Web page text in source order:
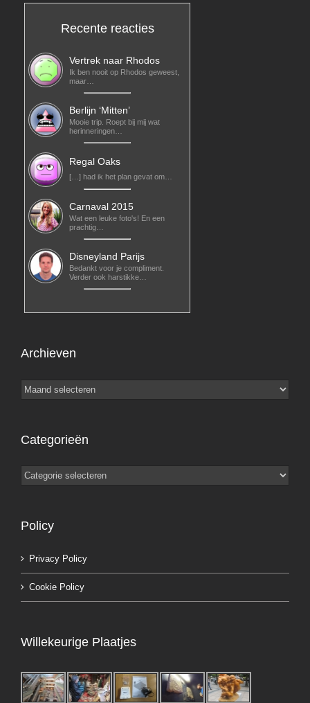
Recente reacties
Vertrek naar Rhodos
Ik ben nooit op Rhodos geweest,
maar…
Berlijn ‘Mitten’
Mooie trip. Roept bij mij wat
herinneringen…
Regal Oaks
[…] had ik het plan gevat om…
Carnaval 2015
Wat een leuke foto's! En een
prachtig…
Disneyland Parijs
Bedankt voor je compliment.
Verder ook harstikke…
Archieven
Archieven
Categorieën
Categorieën
Policy
Privacy Policy
Cookie Policy
Willekeurige Plaatjes